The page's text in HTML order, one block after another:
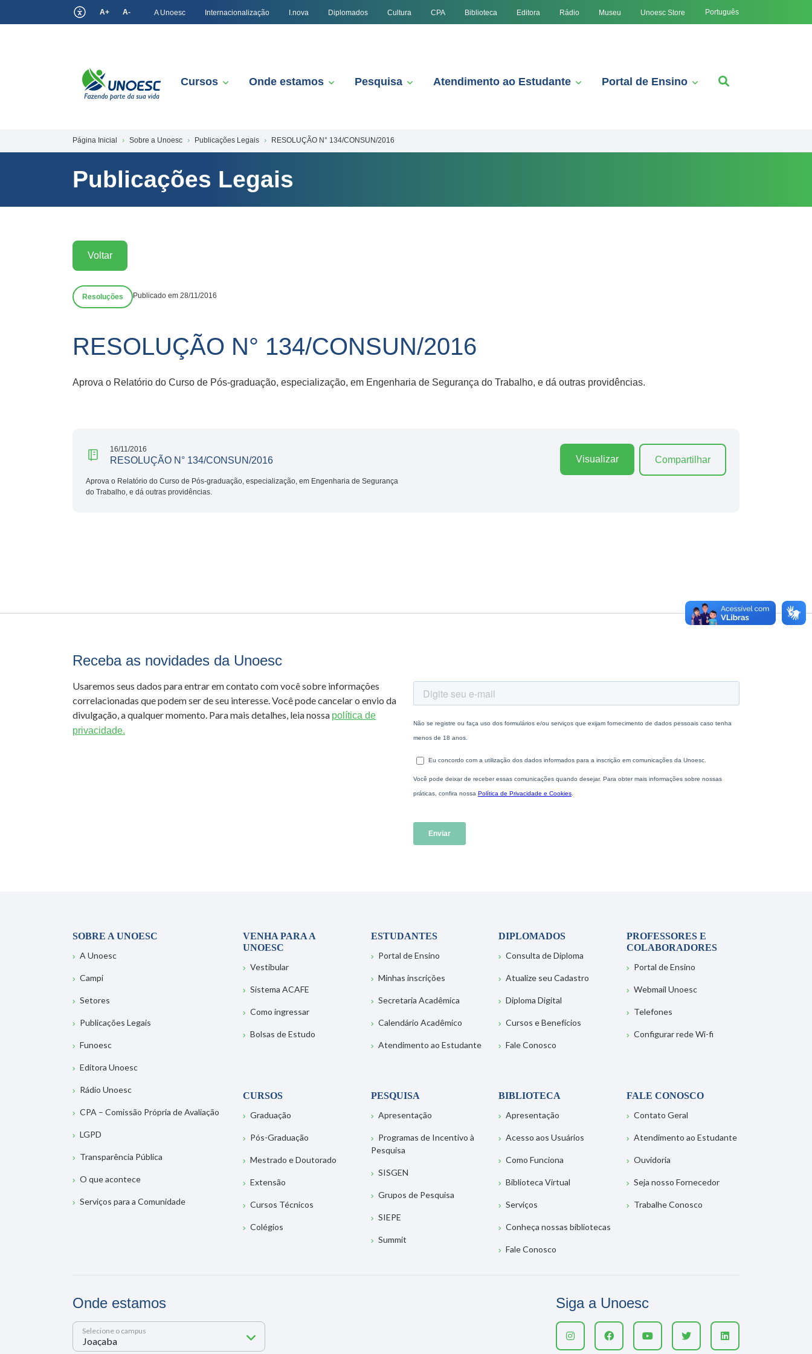
A+ A- A Unoesc Internacionalização I.nova Diplomados Cultura CPA Biblioteca Editora Rádio Museu Unoesc Store Português
Cursos Onde estamos Pesquisa Atendimento ao Estudante Portal de Ensino
Página Inicial Sobre a Unoesc Publicações Legais RESOLUÇÃO N° 134/CONSUN/2016
Publicações Legais
Voltar
Resoluções Publicado em 28/11/2016
RESOLUÇÃO N° 134/CONSUN/2016
Aprova o Relatório do Curso de Pós-graduação, especialização, em Engenharia de Segurança do Trabalho, e dá outras providências.
16/11/2016
RESOLUÇÃO N° 134/CONSUN/2016
Aprova o Relatório do Curso de Pós-graduação, especialização, em Engenharia de Segurança
do Trabalho, e dá outras providências.
Visualizar Compartilhar
Receba as novidades da Unoesc
Usaremos seus dados para entrar em contato com você sobre informações
correlacionadas que podem ser de seu interesse. Você pode cancelar o envio da
divulgação, a qualquer momento. Para mais detalhes, leia nossa política de
privacidade.
SOBRE A UNOESC
A Unoesc
Campi
Setores
Publicações Legais
Funoesc
Editora Unoesc
Rádio Unoesc
CPA – Comissão Própria de Avaliação
LGPD
Transparência Pública
O que acontece
Serviços para a Comunidade
VENHA PARA A
UNOESC
Vestibular
Sistema ACAFE
Como ingressar
Bolsas de Estudo
ESTUDANTES
Portal de Ensino
Minhas inscrições
Secretaria Acadêmica
Calendário Acadêmico
Atendimento ao Estudante
DIPLOMADOS
Consulta de Diploma
Atualize seu Cadastro
Diploma Digital
Cursos e Benefícios
Fale Conosco
PROFESSORES E
COLABORADORES
Portal de Ensino
Webmail Unoesc
Telefones
Configurar rede Wi-fi
CURSOS
Graduação
Pós-Graduação
Mestrado e Doutorado
Extensão
Cursos Técnicos
Colégios
PESQUISA
Apresentação
Programas de Incentivo à
Pesquisa
SISGEN
Grupos de Pesquisa
SIEPE
Summit
BIBLIOTECA
Apresentação
Acesso aos Usuários
Como Funciona
Biblioteca Virtual
Serviços
Conheça nossas bibliotecas
Fale Conosco
FALE CONOSCO
Contato Geral
Atendimento ao Estudante
Ouvidoria
Seja nosso Fornecedor
Trabalhe Conosco
Onde estamos
Selecione o campus
Siga a Unoesc